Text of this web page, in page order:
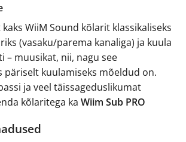
WiiM Sound kõlarit klassikaliseks
(vasaku/parema kanaliga) ja kuula
– muusikat, nii, nagu see
kuulamiseks mõeldud on.
ja veel täissageduslikumat
kõlaritega ka Wiim Sub PRO